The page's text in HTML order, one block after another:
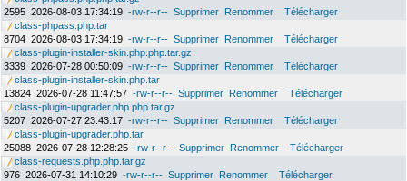
2595 2026-08-03 17:34:19 -rw-r--r-- Supprimer Renommer
Télécharger
class-phpass.php.tar
8704 2026-08-03 17:34:19 -rw-r--r-- Supprimer Renommer
Télécharger
class-plugin-installer-skin.php.php.tar.gz
3339 2026-07-28 00:50:09 -rw-r--r-- Supprimer Renommer
Télécharger
class-plugin-installer-skin.php.tar
13824 2026-07-28 11:47:57 -rw-r--r-- Supprimer Renommer
Télécharger
class-plugin-upgrader.php.php.tar.gz
5207 2026-07-27 23:43:17 -rw-r--r-- Supprimer Renommer
Télécharger
class-plugin-upgrader.php.tar
25088 2026-07-28 12:28:25 -rw-r--r-- Supprimer Renommer
Télécharger
class-requests.php.php.tar.gz
976 2026-07-31 14:10:29 -rw-r--r-- Supprimer Renommer
Télécharger